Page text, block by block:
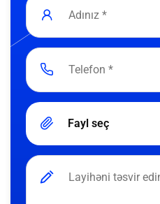
Fayl seç